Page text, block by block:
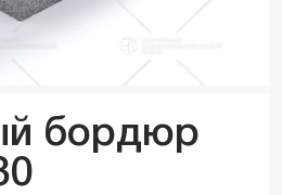
бордюр